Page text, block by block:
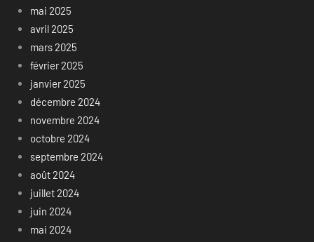
mai 2025
avril 2025
mars 2025
février 2025
janvier 2025
décembre 2024
novembre 2024
octobre 2024
septembre 2024
août 2024
juillet 2024
juin 2024
mai 2024